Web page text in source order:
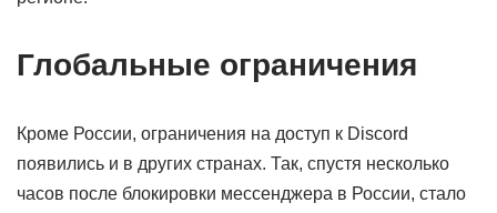
Глобальные ограничения
Кроме России, ограничения на доступ к Discord
появились и в других странах. Так, спустя несколько
часов после блокировки мессенджера в России, стало